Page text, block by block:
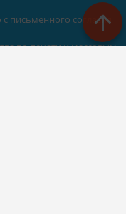
письменного согласия
по печати и массовым